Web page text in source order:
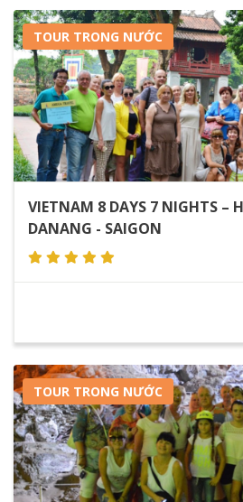
TOUR TRONG NƯỚC
VIETNAM 8 DAYS 7 NIGHTS –
DANANG - SAIGON
TOUR TRONG NƯỚC